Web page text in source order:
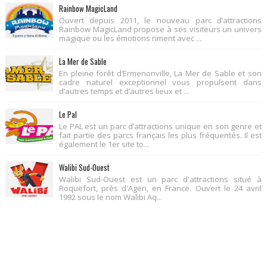
Rainbow MagicLand
Ouvert depuis 2011, le nouveau parc d’attractions
Rainbow MagicLand propose à ses visiteurs un univers
magique ou les émotions riment avec ...
La Mer de Sable
En pleine forêt d’Ermenonville, La Mer de Sable et son
cadre naturel exceptionnel vous propulsent dans
d’autres temps et d’autres lieux et ...
Le Pal
Le PAL est un parc d’attractions unique en son genre et
fait partie des parcs français les plus fréquentés. Il est
également le 1er site to...
Walibi Sud-Ouest
Walibi Sud-Ouest est un parc d'attractions situé à
Roquefort, près d'Agen, en France. Ouvert le 24 avril
1992 sous le nom Walibi Aq...